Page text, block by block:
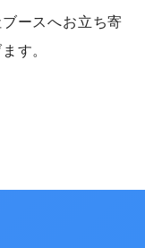
ースへお立ち寄
す。